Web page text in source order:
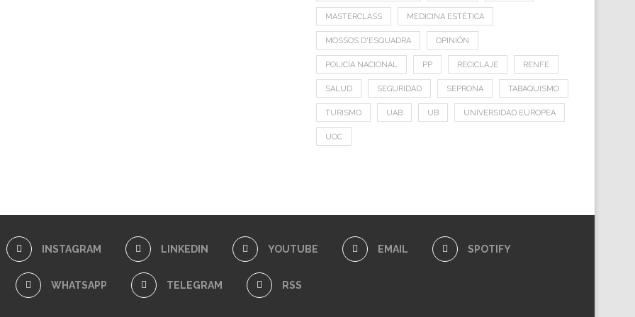
MASTERCLASS MEDICINA ESTÉTICA
MOSSOS D'ESQUADRA OPINIÓN
POLICÍA NACIONAL PP RECICLAJE RENFE
SALUD SEGURIDAD SEPRONA TABAQUISMO
TURISMO UAB UB UNIVERSIDAD EUROPEA
UOC
INSTAGRAM LINKEDIN YOUTUBE EMAIL SPOTIFY
WHATSAPP TELEGRAM RSS